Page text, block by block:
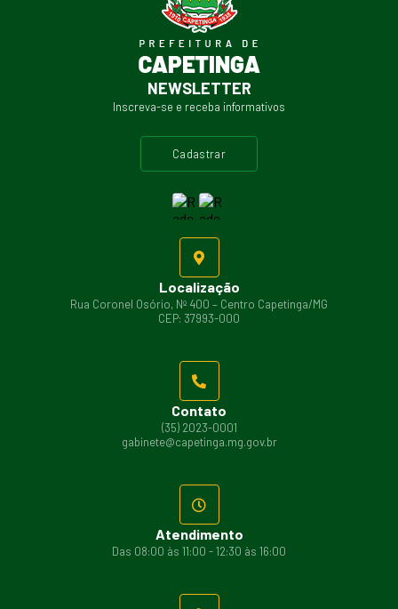
Localização
Rua Coronel Osório, Nº 400 – Centro Capetinga/MG
CEP: 37993-000
Contato
(35) 2023-0001
gabinete@capetinga.mg.gov.br
Atendimento
Das 08:00 às 11:00 - 12:30 às 16:00
NEWSLETTER
Inscreva-se e receba informativos
cadastrar